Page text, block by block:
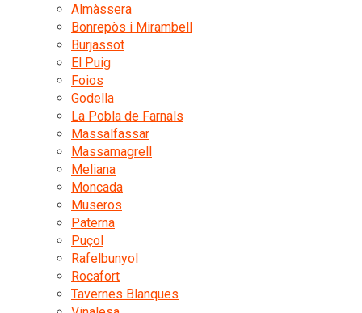
Almàssera
Bonrepòs i Mirambell
Burjassot
El Puig
Foios
Godella
La Pobla de Farnals
Massalfassar
Massamagrell
Meliana
Moncada
Museros
Paterna
Puçol
Rafelbunyol
Rocafort
Tavernes Blanques